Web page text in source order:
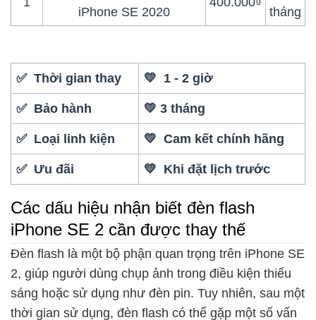
iPhone SE 2020
tháng
✅ Thời gian thay 💛 1 - 2 giờ
✅ Bảo hành 💛 3 tháng
✅ Loại linh kiện 💛 Cam kết chính hãng
✅ Ưu đãi 💛 Khi đặt lịch trước
Các dấu hiệu nhận biết đèn flash
iPhone SE 2 cần được thay thế
Đèn flash là một bộ phận quan trọng trên iPhone SE
2, giúp người dùng chụp ảnh trong điều kiện thiếu
sáng hoặc sử dụng như đèn pin. Tuy nhiên, sau một
thời gian sử dụng, đèn flash có thể gặp một số vấn